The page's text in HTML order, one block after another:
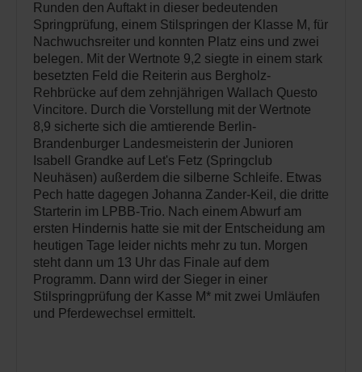
Runden den Auftakt in dieser bedeutenden
Springprüfung, einem Stilspringen der Klasse M, für
Nachwuchsreiter und konnten Platz eins und zwei
belegen. Mit der Wertnote 9,2 siegte in einem stark
besetzten Feld die Reiterin aus Bergholz-
Rehbrücke auf dem zehnjährigen Wallach Questo
Vincitore. Durch die Vorstellung mit der Wertnote
8,9 sicherte sich die amtierende Berlin-
Brandenburger Landesmeisterin der Junioren
Isabell Grandke auf Let's Fetz (Springclub
Neuhäsen) außerdem die silberne Schleife. Etwas
Pech hatte dagegen Johanna Zander-Keil, die dritte
Starterin im LPBB-Trio. Nach einem Abwurf am
ersten Hindernis hatte sie mit der Entscheidung am
heutigen Tage leider nichts mehr zu tun. Morgen
steht dann um 13 Uhr das Finale auf dem
Programm. Dann wird der Sieger in einer
Stilspringprüfung der Kasse M* mit zwei Umläufen
und Pferdewechsel ermittelt.